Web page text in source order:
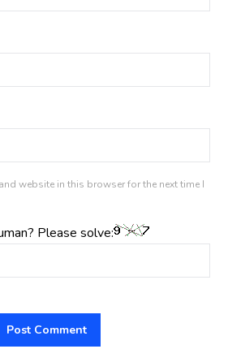
website in this browser for the next time I
Please solve: